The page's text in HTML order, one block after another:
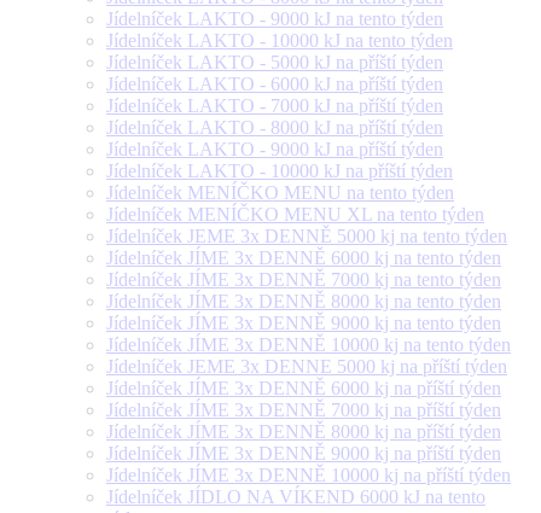
Jídelníček LAKTO - 9000 kJ na tento týden
Jídelníček LAKTO - 10000 kJ na tento týden
Jídelníček LAKTO - 5000 kJ na příští týden
Jídelníček LAKTO - 6000 kJ na příští týden
Jídelníček LAKTO - 7000 kJ na příští týden
Jídelníček LAKTO - 8000 kJ na příští týden
Jídelníček LAKTO - 9000 kJ na příští týden
Jídelníček LAKTO - 10000 kJ na příští týden
Jídelníček MENÍČKO MENU na tento týden
Jídelníček MENÍČKO MENU XL na tento týden
Jídelníček JEME 3x DENNĚ 5000 kj na tento týden
Jídelníček JÍME 3x DENNĚ 6000 kj na tento týden
Jídelníček JÍME 3x DENNĚ 7000 kj na tento týden
Jídelníček JÍME 3x DENNĚ 8000 kj na tento týden
Jídelníček JÍME 3x DENNĚ 9000 kj na tento týden
Jídelníček JÍME 3x DENNĚ 10000 kj na tento týden
Jídelníček JEME 3x DENNE 5000 kj na příští týden
Jídelníček JÍME 3x DENNĚ 6000 kj na příští týden
Jídelníček JÍME 3x DENNĚ 7000 kj na příští týden
Jídelníček JÍME 3x DENNĚ 8000 kj na příští týden
Jídelníček JÍME 3x DENNĚ 9000 kj na příští týden
Jídelníček JÍME 3x DENNĚ 10000 kj na příští týden
Jídelníček JÍDLO NA VÍKEND 6000 kJ na tento